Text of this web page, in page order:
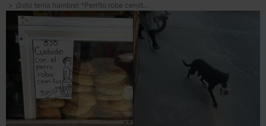
>
¡Solo tenía hambre! *Perrito roba cemitas en Puebla y es lo más tierno que verás hoy*